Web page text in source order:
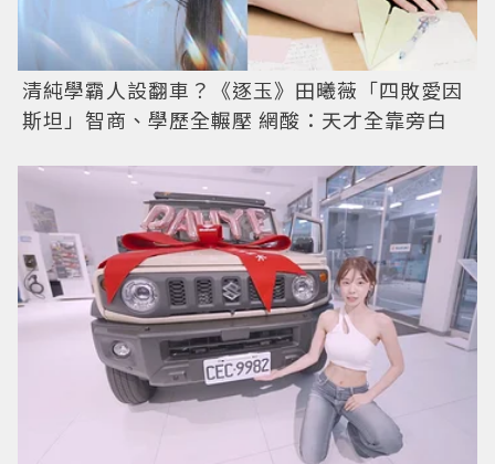
清純學霸人設翻車？《逐玉》田曦薇「四敗愛因
斯坦」智商、學歷全輾壓 網酸：天才全靠旁白